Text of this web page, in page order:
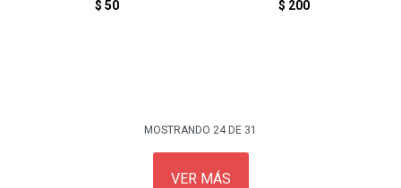
$ 50 $ 200
MOSTRANDO 24DE 31
VER MÁS